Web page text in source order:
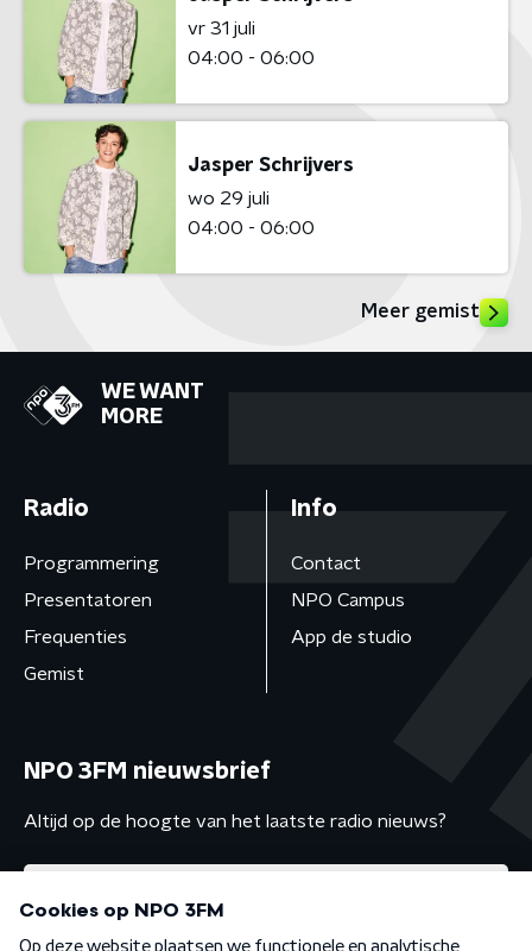
vr 31 juli
04:00 - 06:00
Jasper Schrijvers
wo 29 juli
04:00 - 06:00
Meer gemist
WE WANT
MORE
Radio
Programmering
Presentatoren
Frequenties
Gemist
Info
Contact
NPO Campus
App de studio
NPO 3FM nieuwsbrief
Altijd op de hoogte van het laatste radio nieuws?